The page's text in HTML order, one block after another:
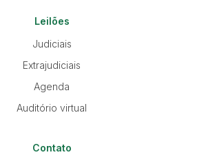
Leilões
Judiciais
Extrajudiciais
Agenda
Auditório virtual
Contato